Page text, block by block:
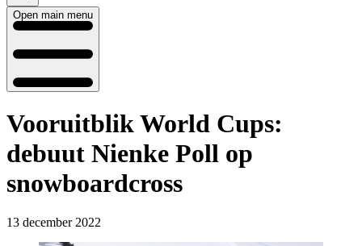
Open main menu
Vooruitblik World Cups:
debuut Nienke Poll op
snowboardcross
13 december 2022